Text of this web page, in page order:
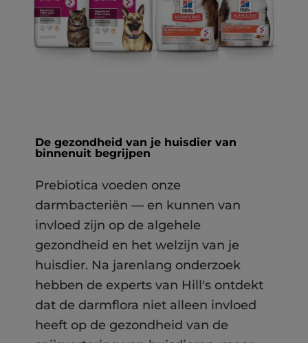
De gezondheid van je huisdier van
binnenuit begrijpen
Prebiotica voeden onze
darmbacteriën — en kunnen van
invloed zijn op de algehele
gezondheid en het welzijn van je
huisdier. Na jarenlang onderzoek
hebben de experts van Hill's ontdekt
dat de darmflora niet alleen invloed
heeft op de gezondheid van de